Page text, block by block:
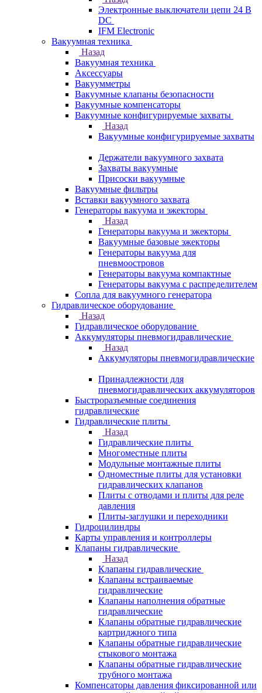
Электронные выключатели цепи 24 В
DC
IFM Electronic
Вакуумная техника
Назад
Вакуумная техника
Аксессуары
Вакуумметры
Вакуумные клапаны безопасности
Вакуумные компенсаторы
Вакуумные конфигурируемые захваты
Назад
Вакуумные конфигурируемые захваты
Держатели вакуумного захвата
Захваты вакуумные
Присоски вакуумные
Вакуумные фильтры
Вставки вакуумного захвата
Генераторы вакуума и эжекторы
Назад
Генераторы вакуума и эжекторы
Вакуумные базовые эжекторы
Генераторы вакуума для
пневмоостровов
Генераторы вакуума компактные
Генераторы вакуума с распределителем
Сопла для вакуумного генератора
Гидравлическое оборудование
Назад
Гидравлическое оборудование
Аккумуляторы пневмогидравлические
Назад
Аккумуляторы пневмогидравлические
Принадлежности для
пневмогидравлических аккумуляторов
Быстроразъемные соединения
гидравлические
Гидравлические плиты
Назад
Гидравлические плиты
Многоместные плиты
Модульные монтажные плиты
Одноместные плиты для установки
гидравлических клапанов
Плиты с отводами и плиты для реле
давления
Плиты-заглушки и переходники
Гидроцилиндры
Карты управления и контроллеры
Клапаны гидравлические
Назад
Клапаны гидравлические
Клапаны встраиваемые
гидравлические
Клапаны наполнения обратные
гидравлические
Клапаны обратные гидравлические
картриджного типа
Клапаны обратные гидравлические
стыкового монтажа
Клапаны обратные гидравлические
трубного монтажа
Компенсаторы давления фиксированной или